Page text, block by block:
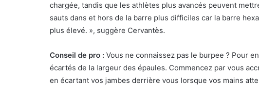
chargée, tandis que les athlètes plus avancés peuvent
sauts dans et hors de la barre plus difficiles car la barre
plus élevé. », suggère Cervantès.
Conseil de pro : Vous ne connaissez pas le burpee ? Pour
écartés de la largeur des épaules. Commencez par vous
en écartant vos jambes derrière vous lorsque vos mains